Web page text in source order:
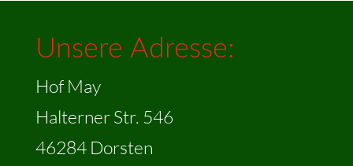
Unsere Adresse:
Hof May
Halterner Str. 546
46284 Dorsten